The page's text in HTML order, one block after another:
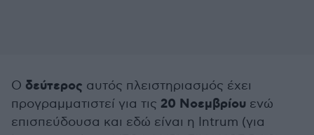
Ο δεύτερος αυτός πλειστηριασμός έχει
προγραμματιστεί για τις 20 Νοεμβρίου ενώ
επισπεύδουσα και εδώ είναι η Intrum (για